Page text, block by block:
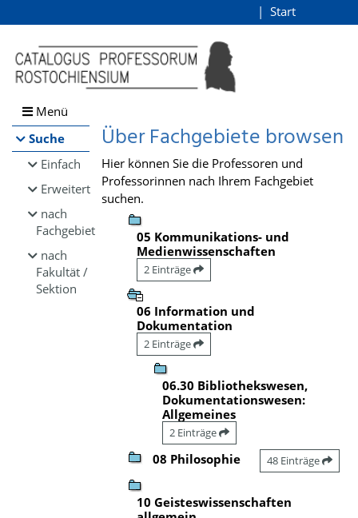
Browsen
direkt zum Inhalt
Start
Menü
Suche
Einfach
Erweitert
nach
Fachgebiet
nach
Fakultät /
Sektion
Über Fachgebiete browsen
Hier können Sie die Professoren und
Professorinnen nach Ihrem Fachgebiet
suchen.
05 Kommunikations- und
Medienwissenschaften
2 Einträge
06 Information und
Dokumentation
2 Einträge
06.30 Bibliothekswesen,
Dokumentationswesen:
Allgemeines
2 Einträge
08 Philosophie 48 Einträge
10 Geisteswissenschaften